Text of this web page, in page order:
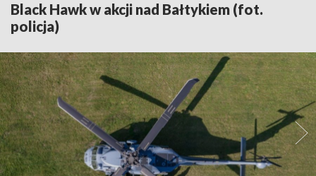
Black Hawk w akcji nad Bałtykiem (fot.
policja)